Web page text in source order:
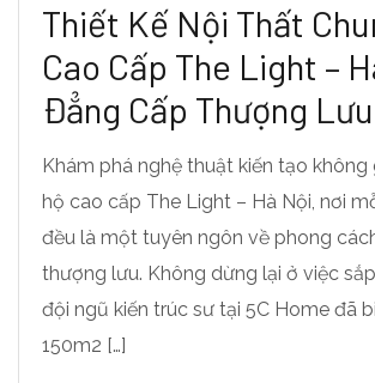
Thiết Kế Nội Thất
Cao Cấp The Light –
Đẳng Cấp Thượng Lưu
Khám phá nghệ thuật kiến tạo không
hộ cao cấp The Light – Hà Nội, nơi
đều là một tuyên ngôn về phong
thượng lưu. Không dừng lại ở việc
đội ngũ kiến trúc sư tại 5C Home đã
150m2 […]